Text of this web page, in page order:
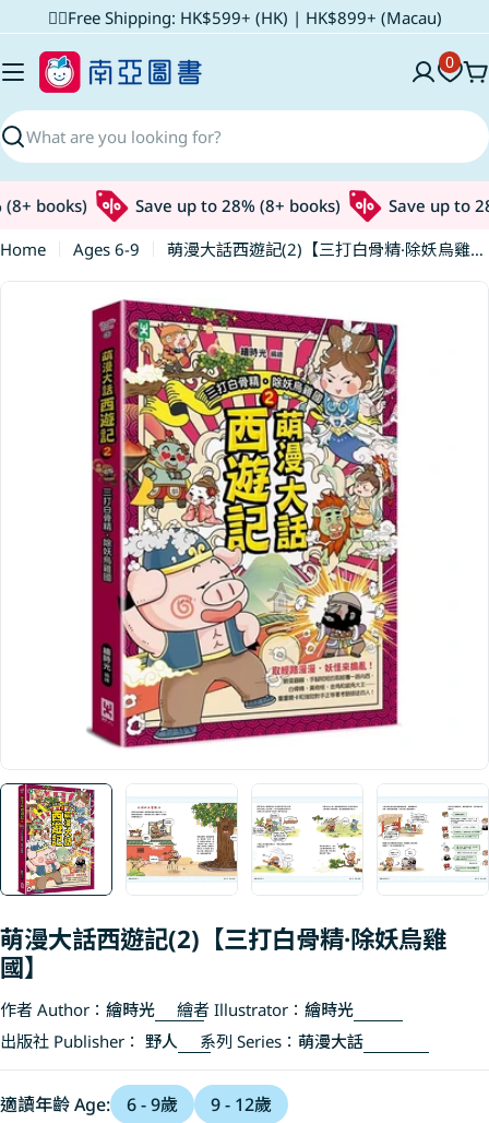
to
content
✌🏼Free Shipping: HK$599+ (HK) | HK$899+ (Macau)
Search
0
books) Save up to 28% (8+ books)
Save up to
Home
Ages 6-9
萌漫大話西遊記(2)【三打白骨精·除妖烏雞國】
Skip
Open media 0 in modal
萌漫大話西遊記(2)【三打白骨精·除妖烏雞
國】
作者 Author： 繪時光 繪者 Illustrator： 繪時光
出版社 Publisher： 野人 系列 Series： 萌漫大話
適讀年齡 Age: 6 - 9歲 9 - 12歲